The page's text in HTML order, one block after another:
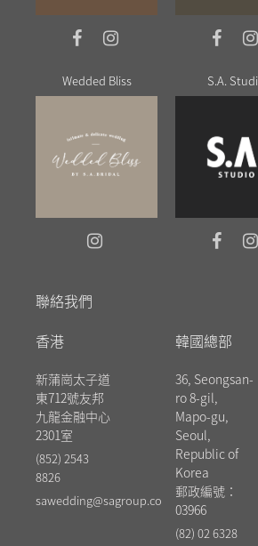
Wedded Bliss S.A.
聯絡我們
香港
新蒲崗太子道
東712號友邦
九龍金融中心
2301室
(852) 2543
8826
sawedding@sagroup.co
韓國總部
36, Seongsan-
ro 8-gil,
Mapo-gu,
Seoul,
Republic of
Korea
郵政編號：
03966
(82) 02 6328